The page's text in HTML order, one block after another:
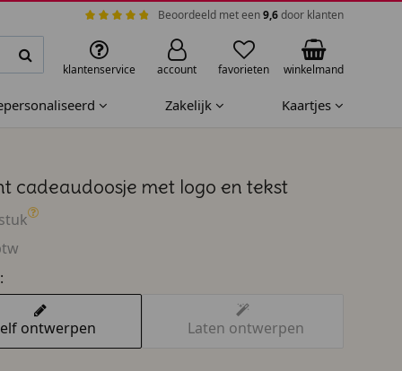
Beoordeeld met een9,6door klanten
klantenservice account favorieten winkelmand
Zakelijk Kaartjes
cadeaudoosje met logo en tekst
ontwerpen
Laten ontwerpen